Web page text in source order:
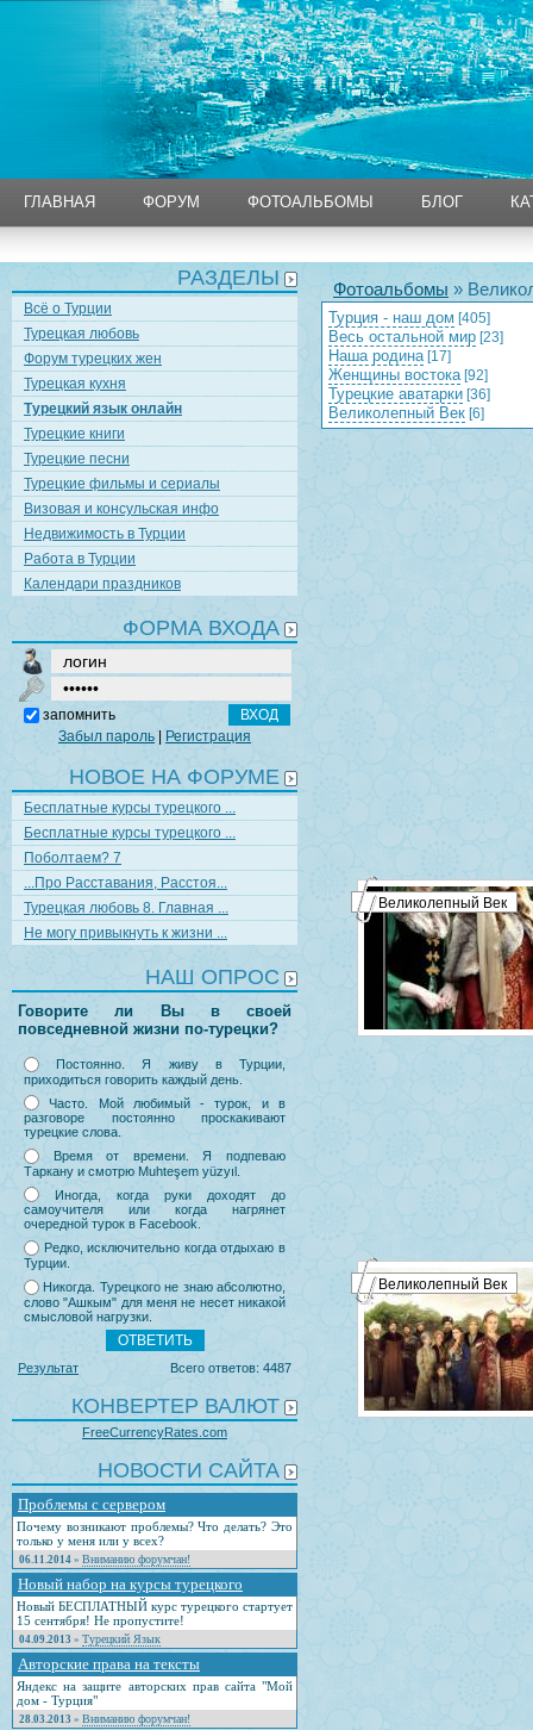
ГЛАВНАЯ ФОРУМ ФОТОАЛЬБОМЫ БЛОГ
РАЗДЕЛЫ
Всё о Турции
Турецкая любовь
Форум турецких жен
Турецкая кухня
Турецкий язык онлайн
Турецкие книги
Турецкие песни
Турецкие фильмы и сериалы
Визовая и консульская инфо
Недвижимость в Турции
Работа в Турции
Календари праздников
ФОРМА ВХОДА
запомнить
Забыл пароль
Регистрация
НОВОЕ НА ФОРУМЕ
Бесплатные курсы турецкого ...
Бесплатные курсы турецкого ...
Поболтаем? 7
...Про Расставания, Расстоя...
Турецкая любовь 8. Главная ...
Не могу привыкнуть к жизни ...
НАШ ОПРОС
Говорите ли Вы в своей
повседневной жизни по-турецки?
Постоянно. Я живу в Турции,
приходиться говорить каждый день.
Часто. Мой любимый - турок, и в
разговоре постоянно проскакивают
турецкие слова.
Время от времени. Я подпеваю
Таркану и смотрю Muhteşem yüzyıl.
Иногда, когда руки доходят до
самоучителя или когда нагрянет
очередной турок в Facebook.
Редко, исключительно когда отдыхаю в
Турции.
Никогда. Турецкого не знаю абсолютно,
слово "Ашкым" для меня не несет никакой
смысловой нагрузки.
Результат Всего ответов: 4487
КОНВЕРТЕР ВАЛЮТ
FreeCurrencyRates.com
НОВОСТИ САЙТА
Проблемы с сервером
Почему возникают проблемы? Что делать? Это
только у меня или у всех?
06.11.2014 » Вниманию форумчан!
Новый набор на курсы турецкого
Новый БЕСПЛАТНЫЙ курс турецкого стартует
15 сентября! Не пропустите!
04.09.2013 » Турецкий Язык
Авторские права на тексты
Яндекс на защите авторских прав сайта "Мой
дом - Турция"
28.03.2013 » Вниманию форумчан!
Фотоальбомы »
Турция - наш дом [405]
Весь остальной мир [23]
Наша родина [17]
Женщины востока [92]
Турецкие аватарки [36]
Великолепный Век [6]
Великолепный Век
Великолепный Век